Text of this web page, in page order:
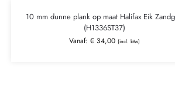
10 mm dunne plank op maat Halifax Eik
(H1336ST37)
Vanaf:€ 34,00 (incl. btw)